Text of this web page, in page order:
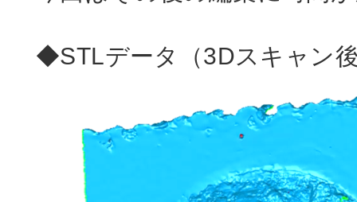
◆STLデータ（3Dスキャン